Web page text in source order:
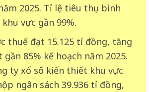
2025. Tỉ lệ tiêu thụ bình
vực gần 99%.
thuế đạt 15.125 tỉ đồng, tăng
gần 85% kế hoạch năm 2025.
ty xổ số kiến thiết khu vực
ngân sách 39.936 tỉ đồng,